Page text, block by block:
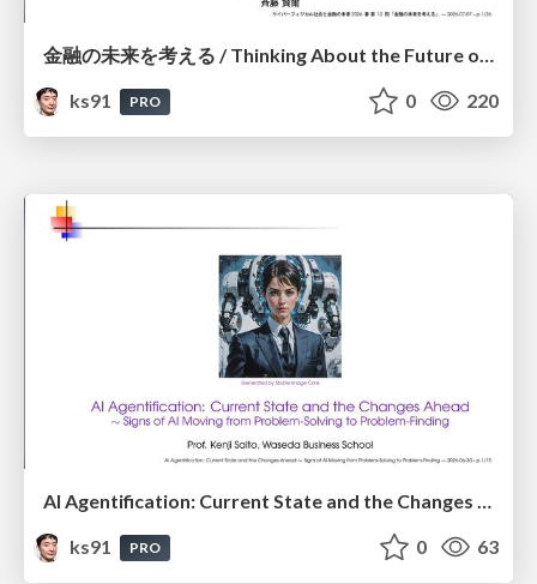
金融の未来を考える / Thinking About the Future of Finance
ks91
PRO 0 220
AI Agentification: Current State and the Changes Ahead
ks91
PRO 0 63